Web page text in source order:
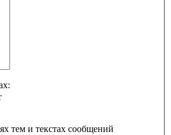
тем и текстах сообщений